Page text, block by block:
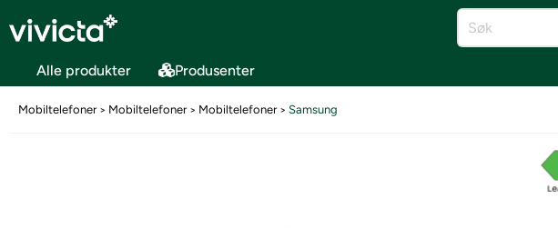
Alle produkter Produsenter
Mobiltelefoner> Mobiltelefoner> Mobiltelefoner> Samsung